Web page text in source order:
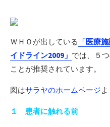
ＷＨＯが出している 「医療
イドライン2009」 では、５
ことが推奨されています。
図はサラヤのホームページ
１ 患者に触れる前